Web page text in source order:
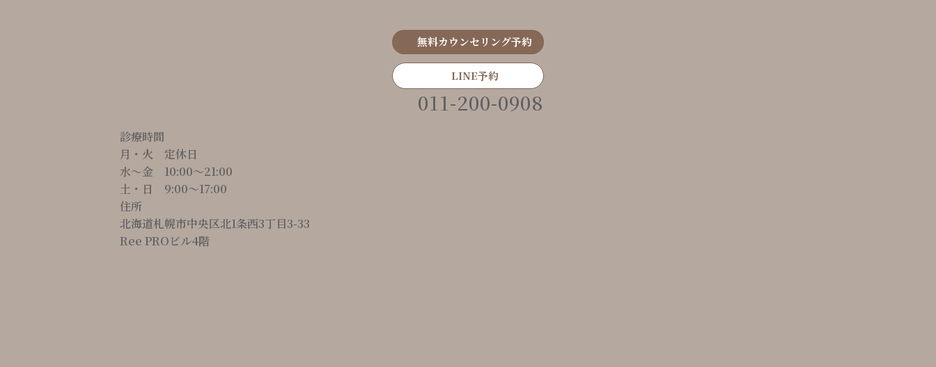
無料カウンセリング予約
LINE予約
011-200-0908
診療時間
月・火 定休日
水～金 10:00〜21:00
土・日 9:00〜17:00
住所
北海道札幌市中央区北1条西3丁目3-33
Ree PROビル4階